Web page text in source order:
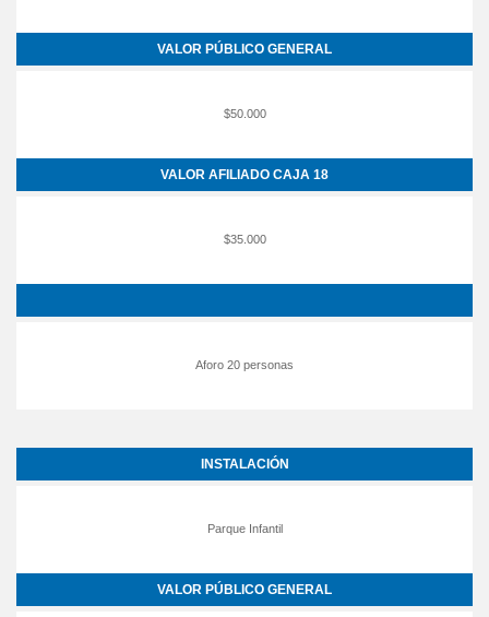
VALOR PÚBLICO GENERAL
$50.000
VALOR AFILIADO CAJA 18
$35.000
Aforo 20 personas
INSTALACIÓN
Parque Infantil
VALOR PÚBLICO GENERAL